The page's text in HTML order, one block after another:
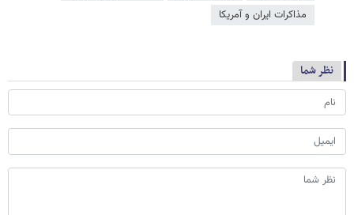
مذاکرات ایران و آمریکا
نظر شما